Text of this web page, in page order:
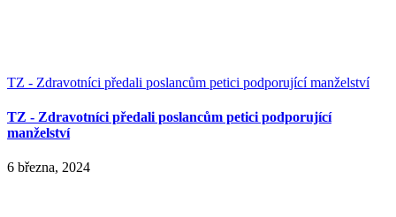
TZ - Zdravotníci předali poslancům petici podporující manželství
TZ - Zdravotníci předali poslancům petici podporující
manželství
6 března, 2024